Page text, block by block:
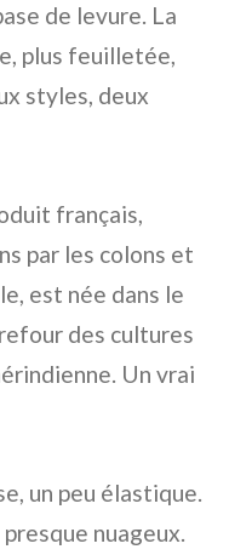
de levure. La
plus feuilletée,
styles, deux
français,
par les colons et
est née dans le
des cultures
Un vrai
un peu élastique.
nuageux.